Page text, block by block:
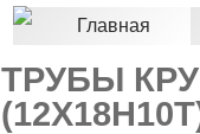
Главная
ТРУБЫ